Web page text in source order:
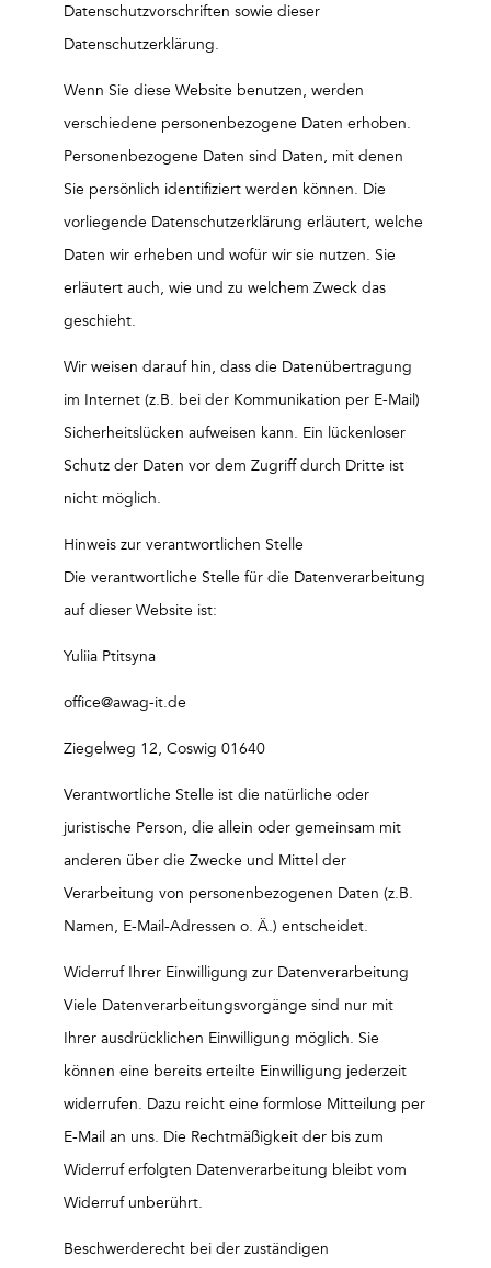
Datenschutzvorschriften sowie dieser
Datenschutzerklärung.
Wenn Sie diese Website benutzen, werden
verschiedene personenbezogene Daten erhoben.
Personenbezogene Daten sind Daten, mit denen
Sie persönlich identifiziert werden können. Die
vorliegende Datenschutzerklärung erläutert, welche
Daten wir erheben und wofür wir sie nutzen. Sie
erläutert auch, wie und zu welchem Zweck das
geschieht.
Wir weisen darauf hin, dass die Datenübertragung
im Internet (z.B. bei der Kommunikation per E-Mail)
Sicherheitslücken aufweisen kann. Ein lückenloser
Schutz der Daten vor dem Zugriff durch Dritte ist
nicht möglich.
Hinweis zur verantwortlichen Stelle
Die verantwortliche Stelle für die Datenverarbeitung
auf dieser Website ist:
Yuliia Ptitsyna
office@awag-it.de
Ziegelweg 12, Coswig 01640
Verantwortliche Stelle ist die natürliche oder
juristische Person, die allein oder gemeinsam mit
anderen über die Zwecke und Mittel der
Verarbeitung von personenbezogenen Daten (z.B.
Namen, E-Mail-Adressen o. Ä.) entscheidet.
Widerruf Ihrer Einwilligung zur Datenverarbeitung
Viele Datenverarbeitungsvorgänge sind nur mit
Ihrer ausdrücklichen Einwilligung möglich. Sie
können eine bereits erteilte Einwilligung jederzeit
widerrufen. Dazu reicht eine formlose Mitteilung per
E-Mail an uns. Die Rechtmäßigkeit der bis zum
Widerruf erfolgten Datenverarbeitung bleibt vom
Widerruf unberührt.
Beschwerderecht bei der zuständigen